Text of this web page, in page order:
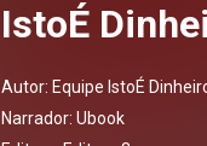
IstoÉ
Autor: Equipe IstoÉ
Narrador: Ubook